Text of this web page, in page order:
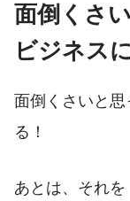
面倒くさ
ビジネス
面倒くさいと
る！
あとは、それを